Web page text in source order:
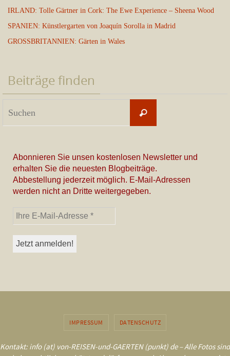
IRLAND: Tolle Gärtner in Cork: The Ewe Experience – Sheena Wood
SPANIEN: Künstlergarten von Joaquín Sorolla in Madrid
GROSSBRITANNIEN: Gärten in Wales
Beiträge finden
Suchen
Abonnieren Sie unsen kostenlosen Newsletter und
erhalten Sie die neuesten Blogbeiträge.
Abbestellung jederzeit möglich. E-Mail-Adressen
werden nicht an Dritte weitergegeben.
IMPRESSUM DATENSCHUTZ
Kontakt: info (at) von-REISEN-und-GAERTEN (punkt) de – Alle Fotos sind